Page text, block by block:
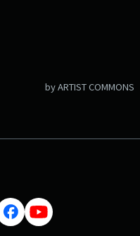
by ARTIST COMMONS